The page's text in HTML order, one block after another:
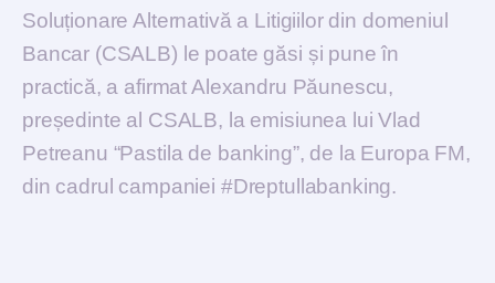
Soluționare Alternativă a Litigiilor din domeniul
Bancar (CSALB) le poate găsi și pune în
practică, a afirmat Alexandru Păunescu,
președinte al CSALB, la emisiunea lui Vlad
Petreanu “Pastila de banking”, de la Europa FM,
din cadrul campaniei #Dreptullabanking.